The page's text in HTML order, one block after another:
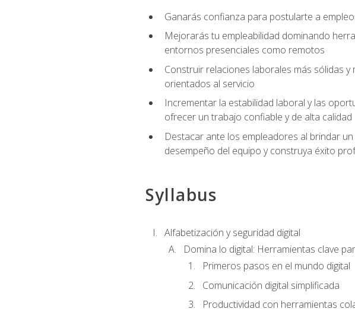
Ganarás confianza para postularte a
Mejorarás tu empleabilidad dominando
entornos presenciales como remotos
Construir relaciones laborales más sólidas
orientados al servicio
Incrementar la estabilidad laboral y las
ofrecer un trabajo confiable y de alta calidad
Destacar ante los empleadores al brindar
desempeño del equipo y construya éxito
Syllabus
Alfabetización y seguridad digital
Domina lo digital: Herramientas clave
Primeros pasos en el mundo digital
Comunicación digital simplificada
Productividad con herramientas